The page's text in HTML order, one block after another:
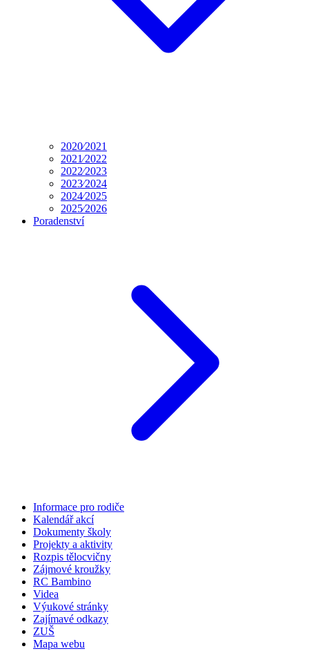
2020⁄2021
2021⁄2022
2022⁄2023
2023⁄2024
2024⁄2025
2025⁄2026
Poradenství
Informace pro rodiče
Kalendář akcí
Dokumenty školy
Projekty a aktivity
Rozpis tělocvičny
Zájmové kroužky
RC Bambino
Videa
Výukové stránky
Zajímavé odkazy
ZUŠ
Mapa webu